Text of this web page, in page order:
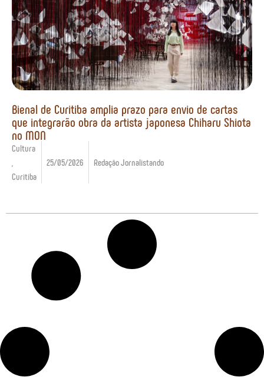
Bienal de Curitiba amplia prazo para envio de cartas
que integrarão obra da artista japonesa Chiharu Shiota
no MON
Cultura
Curitiba
25/05/2026 Redação Jornalistando